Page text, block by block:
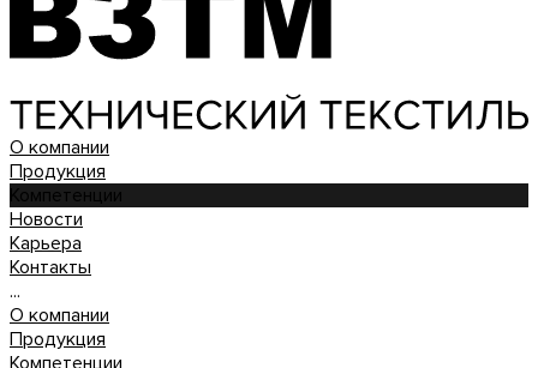
О компании
Продукция
Компетенции
Новости
Карьера
Контакты
...
О компании
Продукция
Компетенции